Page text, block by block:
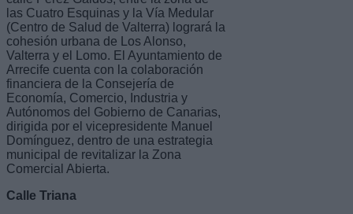
las Cuatro Esquinas y la Vía Medular
(Centro de Salud de Valterra) logrará la
cohesión urbana de Los Alonso,
Valterra y el Lomo. El Ayuntamiento de
Arrecife cuenta con la colaboración
financiera de la Consejería de
Economía, Comercio, Industria y
Autónomos del Gobierno de Canarias,
dirigida por el vicepresidente Manuel
Domínguez, dentro de una estrategia
municipal de revitalizar la Zona
Comercial Abierta.
Calle Triana